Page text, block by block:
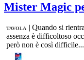
Mister Magic
TAVOLA | Quando si
assenza è difficoltoso
però non è così difficile...